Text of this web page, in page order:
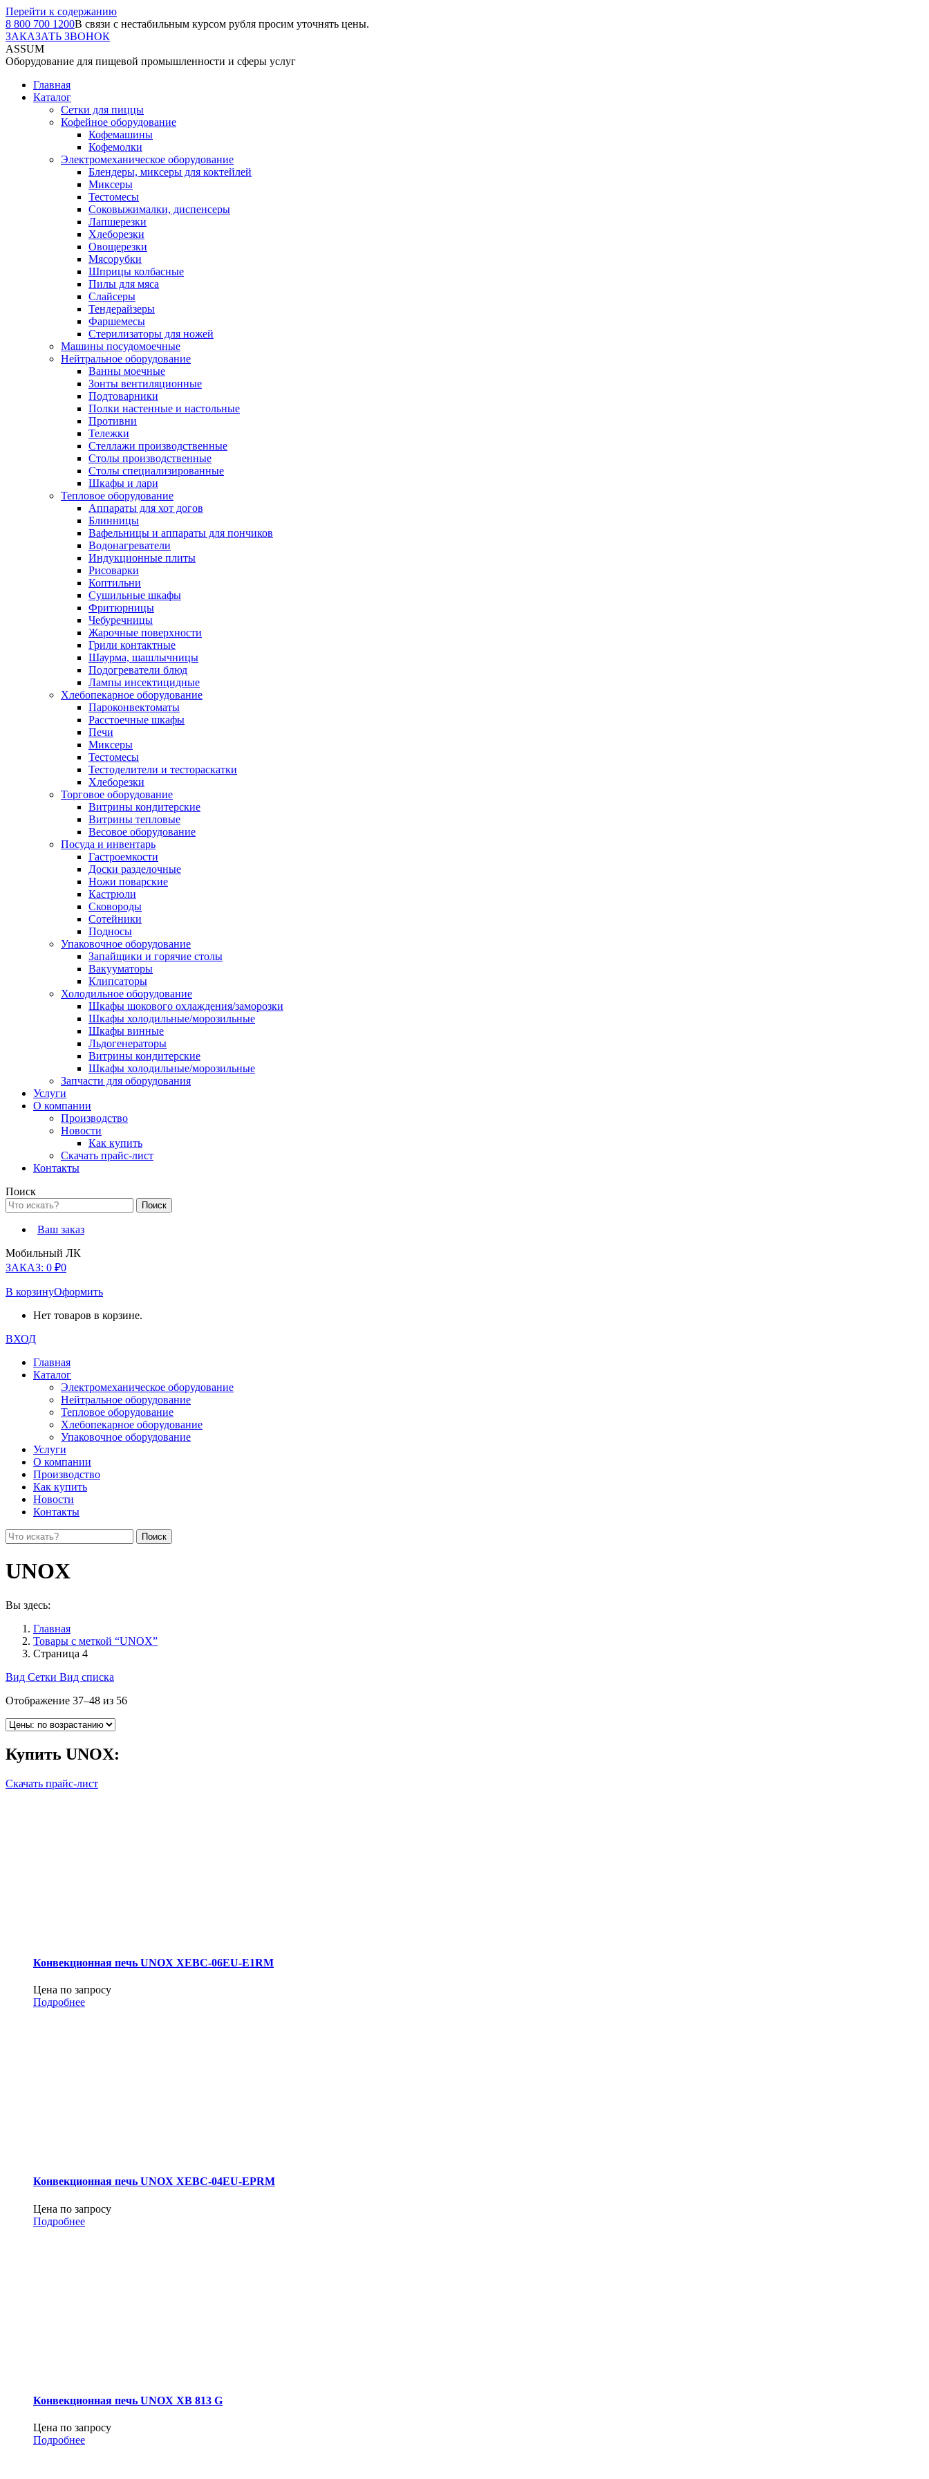
Перейти к содержанию
8 800 700 1200В связи с нестабильным курсом рубля просим уточнять цены.
ЗАКАЗАТЬ ЗВОНОК
ASSUM
Оборудование для пищевой промышленности и сферы услуг
Главная
Каталог
Сетки для пиццы
Кофейное оборудование
Кофемашины
Кофемолки
Электромеханическое оборудование
Блендеры, миксеры для коктейлей
Миксеры
Тестомесы
Соковыжималки, диспенсеры
Лапшерезки
Хлеборезки
Овощерезки
Мясорубки
Шприцы колбасные
Пилы для мяса
Слайсеры
Тендерайзеры
Фаршемесы
Стерилизаторы для ножей
Машины посудомоечные
Нейтральное оборудование
Ванны моечные
Зонты вентиляционные
Подтоварники
Полки настенные и настольные
Противни
Тележки
Стеллажи производственные
Столы производственные
Столы специализированные
Шкафы и лари
Тепловое оборудование
Аппараты для хот догов
Блинницы
Вафельницы и аппараты для пончиков
Водонагреватели
Индукционные плиты
Рисоварки
Коптильни
Сушильные шкафы
Фритюрницы
Чебуречницы
Жарочные поверхности
Грили контактные
Шаурма, шашлычницы
Подогреватели блюд
Лампы инсектицидные
Хлебопекарное оборудование
Пароконвектоматы
Расстоечные шкафы
Печи
Миксеры
Тестомесы
Тестоделители и тестораскатки
Хлеборезки
Торговое оборудование
Витрины кондитерские
Витрины тепловые
Весовое оборудование
Посуда и инвентарь
Гастроемкости
Доски разделочные
Ножи поварские
Кастрюли
Сковороды
Сотейники
Подносы
Упаковочное оборудование
Запайщики и горячие столы
Вакууматоры
Клипсаторы
Холодильное оборудование
Шкафы шокового охлаждения/заморозки
Шкафы холодильные/морозильные
Шкафы винные
Льдогенераторы
Витрины кондитерские
Шкафы холодильные/морозильные
Запчасти для оборудования
Услуги
О компании
Производство
Новости
Как купить
Скачать прайс-лист
Контакты
Поиск
Ваш заказ
Мобильный ЛК
ЗАКАЗ: 0 ₽0
В корзинуОформить
Нет товаров в корзине.
ВХОД
Главная
Каталог
Электромеханическое оборудование
Нейтральное оборудование
Тепловое оборудование
Хлебопекарное оборудование
Упаковочное оборудование
Услуги
О компании
Производство
Как купить
Новости
Контакты
UNOX
Вы здесь:
Главная
Товары с меткой “UNOX”
Страница 4
Вид Сетки Вид списка
Отображение 37–48 из 56
Купить UNOX:
Скачать прайс-лист
Конвекционная печь UNOX XEBC-06EU-E1RM
Цена по запросу
Подробнее
Конвекционная печь UNOX XEBC-04EU-EPRM
Цена по запросу
Подробнее
Конвекционная печь UNOX XB 813 G
Цена по запросу
Подробнее